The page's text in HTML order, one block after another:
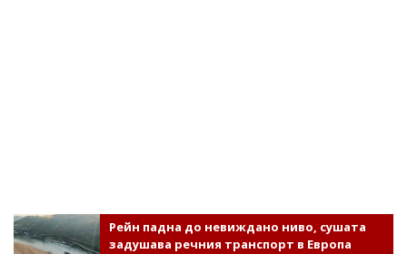
Рейн падна до невиждано ниво, сушата
задушава речния транспорт в Европа